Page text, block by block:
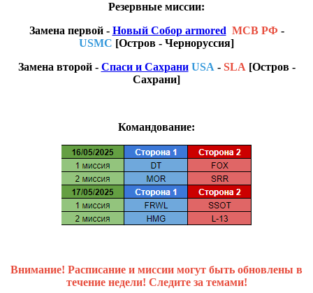
Резервные миссии:
Замена первой - Новый Собор armored МСВ РФ -
USMC [Остров - Черноруссия]
Замена второй - Спаси и Сахрани USA - SLA [Остров -
Сахрани]
Командование:
Внимание! Расписание и миссии могут быть обновлены в
течение недели! Следите за темами!